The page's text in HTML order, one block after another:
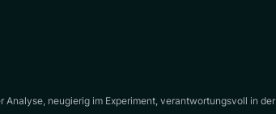
Analyse, neugierig im Experiment, verantwortungsvoll in der